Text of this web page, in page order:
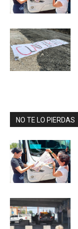
NO TE LO PIERDAS